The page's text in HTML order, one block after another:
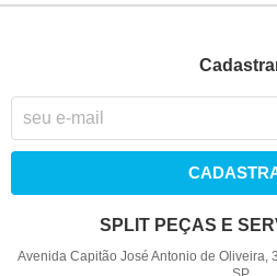
SPLIT PEÇAS E
Avenida Capitão José Antonio de Oliveira,